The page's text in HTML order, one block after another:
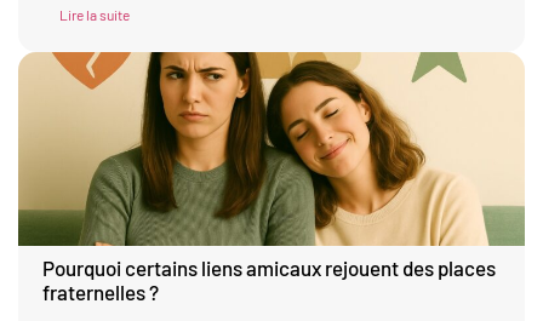
Lire la suite
Pourquoi certains liens amicaux rejouent des places
fraternelles ?